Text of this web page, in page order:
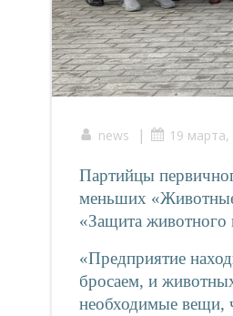
news | 19 марта,
Партийцы
меньших
«Защита животного
«Предприятие
бросаем, и
необходимые вещи,